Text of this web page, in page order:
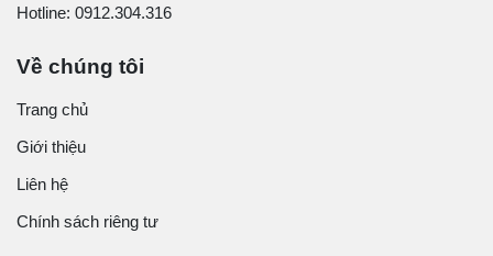
Hotline: 0912.304.316
Về chúng tôi
Trang chủ
Giới thiệu
Liên hệ
Chính sách riêng tư